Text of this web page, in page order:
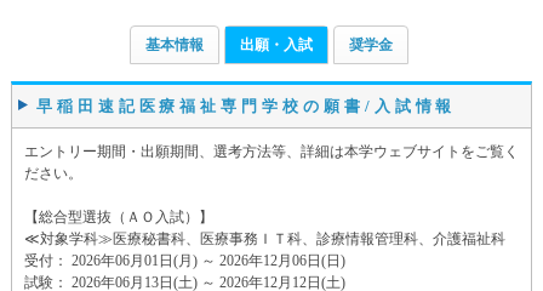
基本情報 出願・入試 奨学金
早稲田速記医療福祉専門学校の願書/入試情報
エントリー期間・出願期間、選考方法等、詳細は本学ウェブサイトをご覧く
ださい。
【総合型選抜（ＡＯ入試）】
≪対象学科≫医療秘書科、医療事務ＩＴ科、診療情報管理科、介護福祉科
受付： 2026年06月01日(月) ～ 2026年12月06日(日)
試験： 2026年06月13日(土) ～ 2026年12月12日(土)